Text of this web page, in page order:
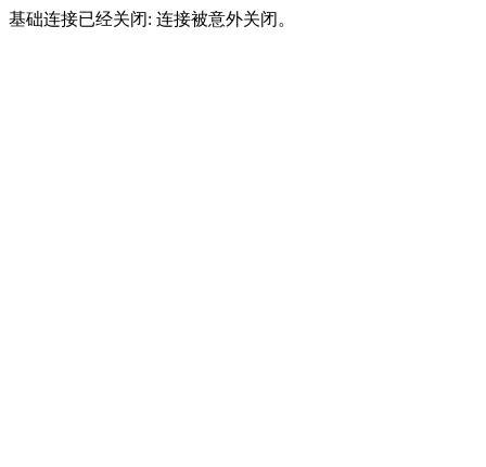
基础连接已经关闭: 连接被意外关闭。